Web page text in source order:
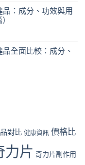
：成分、功效與用
全面比較：成分、
對比 健康資訊 價格比
力片 奇力片副作用